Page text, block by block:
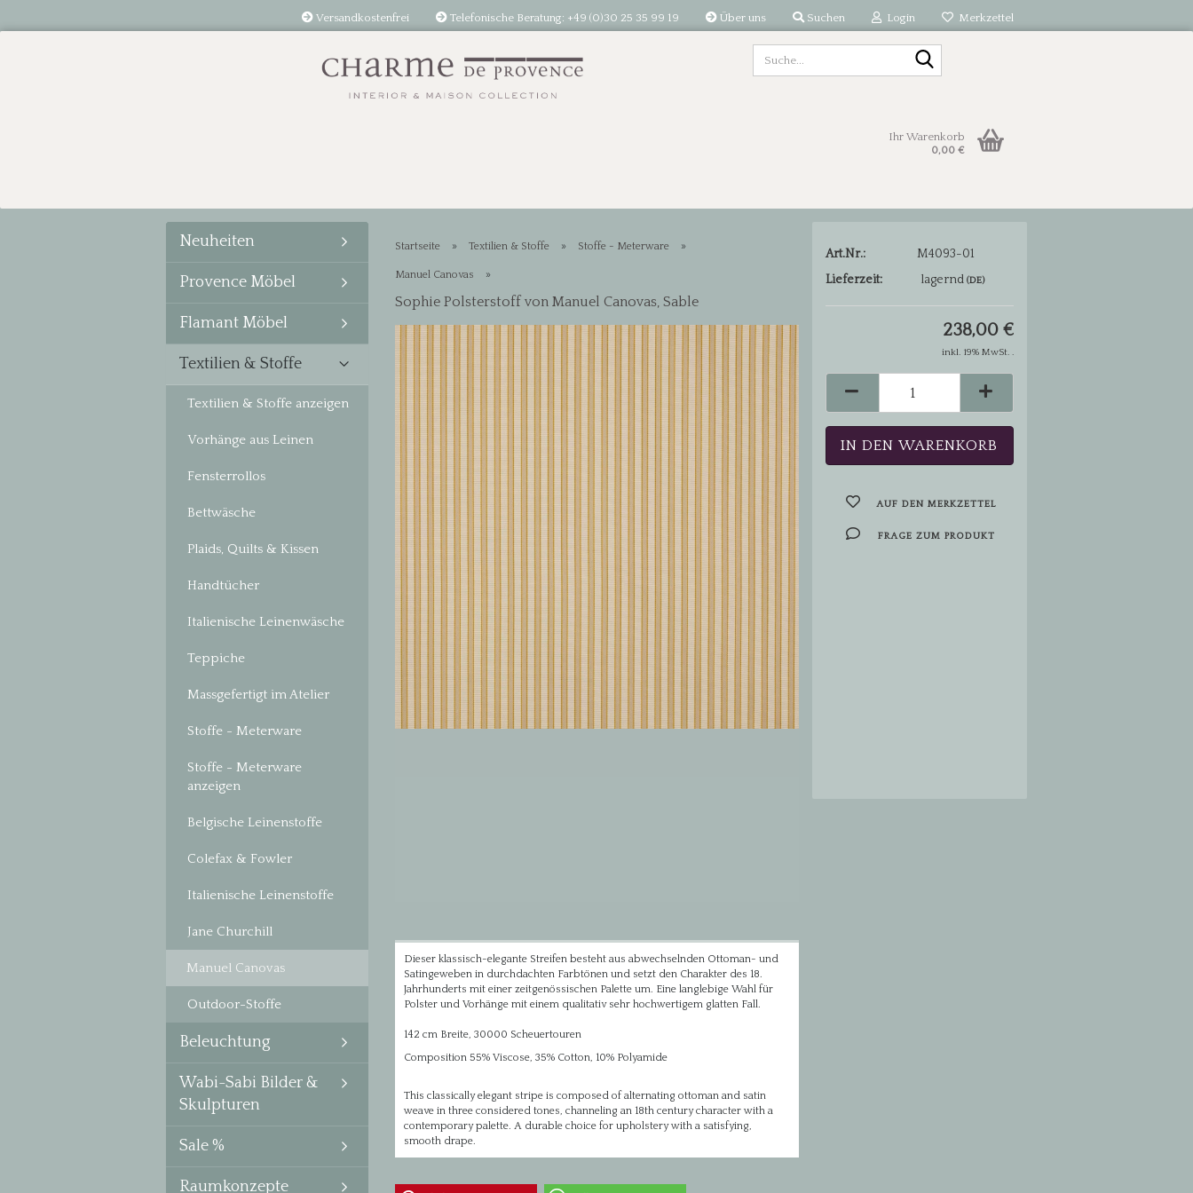
Versandkostenfrei Telefonische Beratung: +49 (0)30 25 35 99 19 Über uns Suchen Login Merkzettel
Ihr Warenkorb
0,00 €
Startseite » Textilien & Stoffe » Stoffe - Meterware »
Manuel Canovas »
Sophie Polsterstoff von Manuel Canovas, Sable
Art.Nr.:
M4093-01
Lieferzeit:
lagernd(DE)
238,00 €
inkl. 19% MwSt. .
AUF DEN MERKZETTEL
FRAGE ZUM PRODUKT
Dieser klassisch-elegante Streifen besteht aus abwechselnden Ottoman- und
Satingeweben in durchdachten Farbtönen und setzt den Charakter des 18.
Jahrhunderts mit einer zeitgenössischen Palette um. Eine langlebige Wahl für
Polster und Vorhänge mit einem qualitativ sehr hochwertigem glatten Fall.
142 cm Breite, 30000 Scheuertouren
Composition 55% Viscose, 35% Cotton, 10% Polyamide
This classically elegant stripe is composed of alternating ottoman and satin
weave in three considered tones, channeling an 18th century character with a
contemporary palette. A durable choice for upholstery with a satisfying,
smooth drape.
Neuheiten
Provence Möbel
Flamant Möbel
Textilien & Stoffe
Textilien & Stoffe anzeigen
Vorhänge aus Leinen
Fensterrollos
Bettwäsche
Plaids, Quilts & Kissen
Handtücher
Italienische Leinenwäsche
Teppiche
Massgefertigt im Atelier
Stoffe - Meterware
Stoffe - Meterware
anzeigen
Belgische Leinenstoffe
Colefax & Fowler
Italienische Leinenstoffe
Jane Churchill
Manuel Canovas
Outdoor-Stoffe
Beleuchtung
Wabi-Sabi Bilder &
Skulpturen
Sale %
Raumkonzepte